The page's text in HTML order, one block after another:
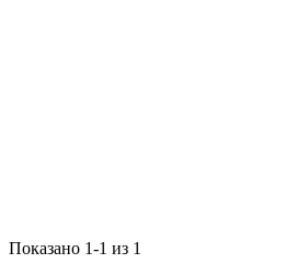
Показано 1-1 из 1